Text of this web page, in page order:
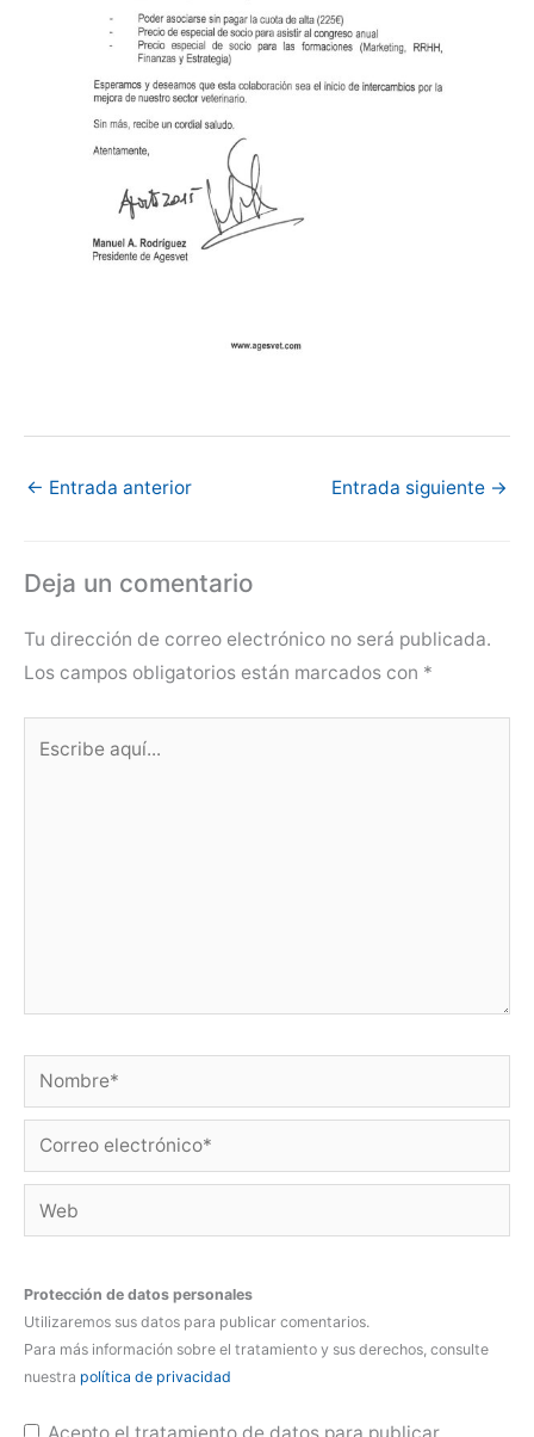
← Entrada anterior Entrada siguiente →
Deja un comentario
Tu dirección de correo electrónico no será publicada.
Los campos obligatorios están marcados con *
Nombre*
Correo
electrónico*
Web
Protección de datos personales
Utilizaremos sus datos para publicar comentarios.
Para más información sobre el tratamiento y sus derechos, consulte
nuestra política de privacidad